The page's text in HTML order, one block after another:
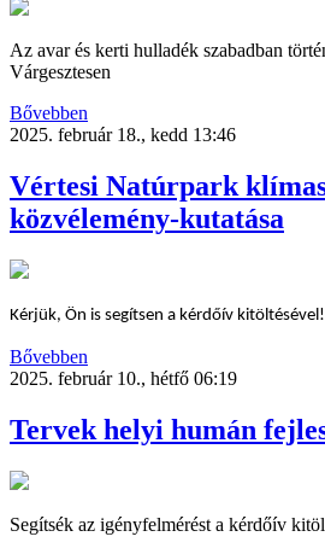
Az avar és kerti hulladék szabadban
Várgesztesen
Bővebben
2025. február 18., kedd 13:46
Vértesi Natúrpark
közvélemény-kutatása
Kérjük, Ön is segítsen a kérdőív kitöltésével!
Bővebben
2025. február 10., hétfő 06:19
Tervek helyi humán
Segítsék az igényfelmérést a kérdőív